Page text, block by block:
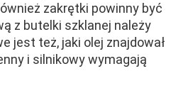
zakrętki powinny być
z butelki szklanej należy
jest też, jaki olej znajdował
i silnikowy wymagają